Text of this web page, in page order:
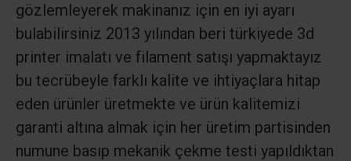
gözlemleyerek makinanız için en iyi ayarı
bulabilirsiniz 2013 yılından beri türkiyede 3d
printer imalatı ve filament satışı yapmaktayız
bu tecrübeyle farklı kalite ve ihtiyaçlara hitap
eden ürünler üretmekte ve ürün kalitemizi
garanti altına almak için her üretim partisinden
numune basıp mekanik çekme testi yapıldıktan